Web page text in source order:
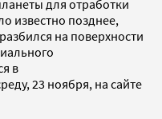
для отработки
известно позднее,
на поверхности
в
23 ноября, на сайте